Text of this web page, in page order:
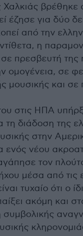
βρέθηκε
έζησε για δύο
από την
η
πρεσβευτή της
ομογένεια, σε
μουσικής και σε
στις ΗΠΑ
τη διάδοση της
στην
ενός νέου
τον
μέσα από τις
τυχαίο ότι ο
ακόμη και
συμβολικής